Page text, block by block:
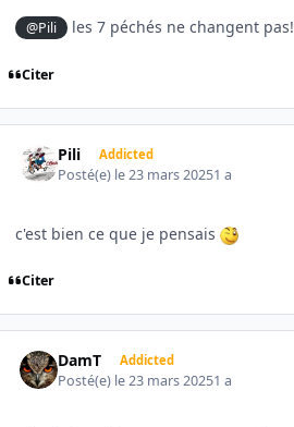
@Pili les 7 péchés ne changent pas!
Citer
Pili Addicted
Posté(e) le 23 mars 20251 a
c'est bien ce que je pensais
Citer
DamT Addicted
Posté(e) le 23 mars 20251 a